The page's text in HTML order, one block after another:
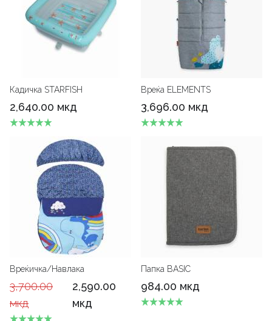
Кадичка STARFISH
2,640.00 мкд
Вреќа ELEMENTS
3,696.00 мкд
Вреќичка/Навлака
3,700.00
мкд
2,590.00
мкд
Папка BASIC
984.00 мкд